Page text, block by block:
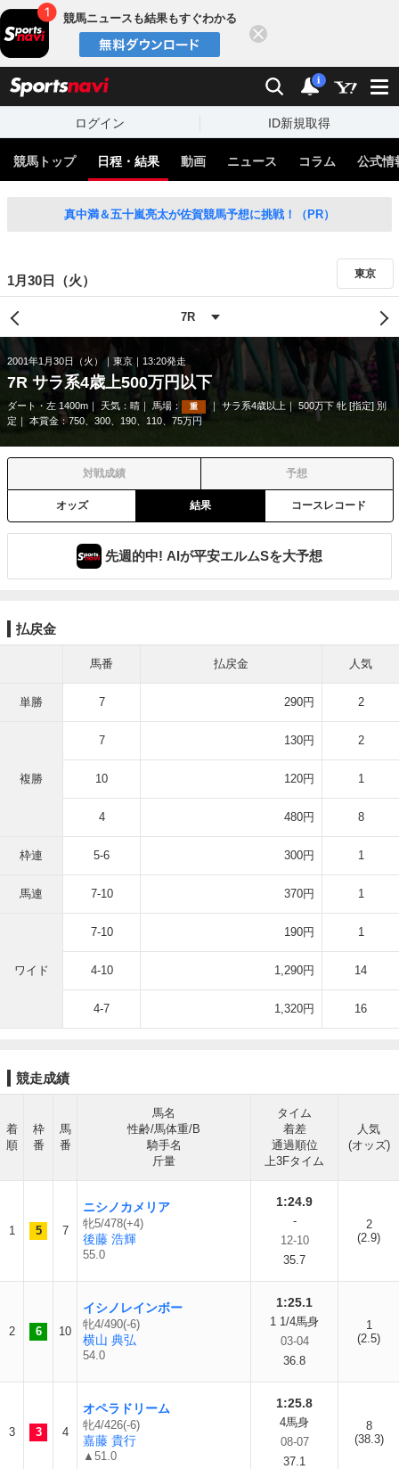
競馬ニュースも結果もすぐわかる
検索 通知
i
ログイン ID新規取得
競馬トップ 日程・結果 動画 ニュース コラム 公式情
真中満＆五十嵐亮太が佐賀競馬予想に挑戦！（PR）
1月30日（火） 東京
2001年1月30日（火） 東京 13:20発走
7R サラ系4歳上500万円以下
ダート・左 1400m 天気： 晴 馬場： 重 サラ系4歳以上
500万下 牝 [指定] 別
定
本賞金：750、300、190、110、75万円
対戦成績 予想
オッズ 結果 コースレコード
先週的中! AIが平安エルムSを大予想
払戻金
馬番 払戻金 人気
単勝 7 290円 2
複勝
7 130円 2
10 120円 1
4 480円 8
枠連 5-6 300円 1
馬連 7-10 370円 1
ワイド
7-10 190円 1
4-10 1,290円 14
4-7 1,320円 16
競走成績
着
順
枠
番
馬
番
馬名
性齢/馬体重/B
騎手名
斤量
タイム
着差
通過順位
上3Fタイム
人気
(オッズ)
1 5 7
ニシノカメリア
牝5/478(+4)
後藤 浩輝
55.0
1:24.9
-
12-10
35.7
2
(2.9)
2 6 10
イシノレインボー
牝4/490(-6)
横山 典弘
54.0
1:25.1
1 1/4馬身
03-04
36.8
1
(2.5)
3 3 4
オペラドリーム
牝4/426(-6)
嘉藤 貴行
▲51.0
1:25.8
4馬身
08-07
37.1
8
(38.3)